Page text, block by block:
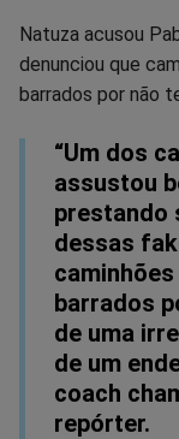
Facebook
Natuza acusou
denunciou que
barrados por não
“Um dos
assustou
prestando
dessas
barrados
de uma
de um
coach
repórter.